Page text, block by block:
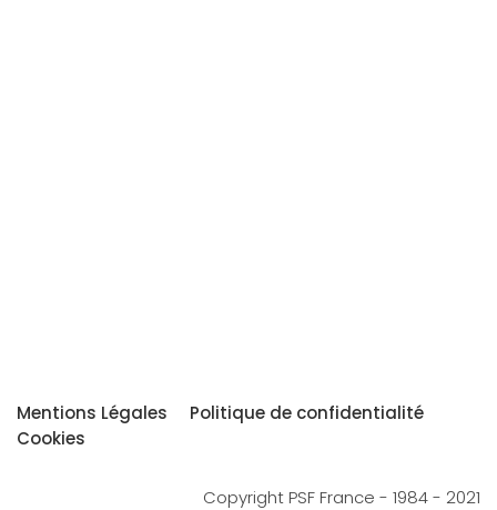
Mentions Légales
Politique de confidentialité
Cookies
Copyright PSF France - 1984 - 2021